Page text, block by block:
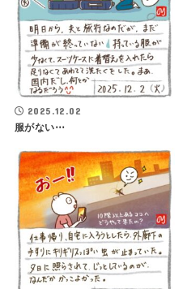
2025.12.02
服がない⋯